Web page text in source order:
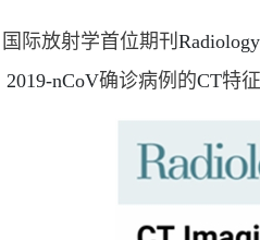
国际放射学首位期刊Radiology
2019-nCoV确诊病例的CT特